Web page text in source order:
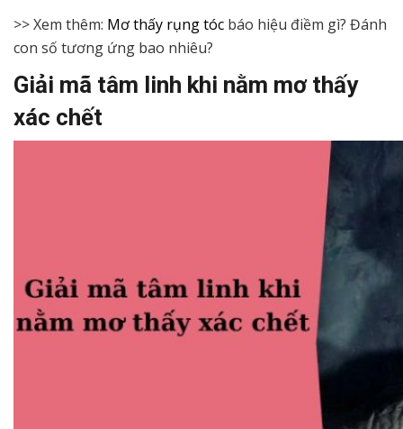
>> Xem thêm: Mơ thấy rụng tóc báo hiệu điềm gì? Đánh
con số tương ứng bao nhiêu?
Giải mã tâm linh khi nằm mơ thấy
xác chết